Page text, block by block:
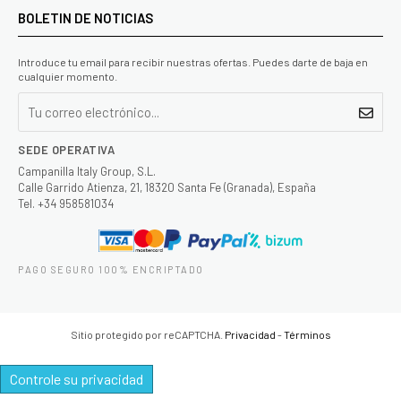
BOLETIN DE NOTICIAS
Introduce tu email para recibir nuestras ofertas. Puedes darte de baja en
cualquier momento.
SEDE OPERATIVA
Campanilla Italy Group, S.L.
Calle Garrido Atienza, 21, 18320 Santa Fe (Granada), España
Tel. +34 958581034
PAGO SEGURO 100% ENCRIPTADO
Sitio protegido por reCAPTCHA. Privacidad -Términos
Controle su privacidad